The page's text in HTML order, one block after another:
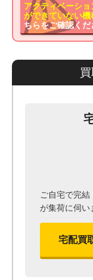
アクティベーシ
ができていない
ちらをご確認くだ
ご自宅で完
が集荷に伺い
宅配買